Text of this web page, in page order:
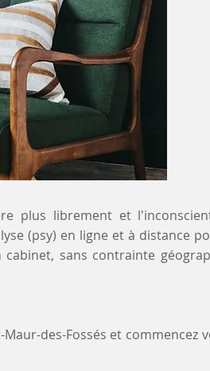
plus librement et
(psy) en ligne et à distance
sans contrainte
des-Fossés et commencez